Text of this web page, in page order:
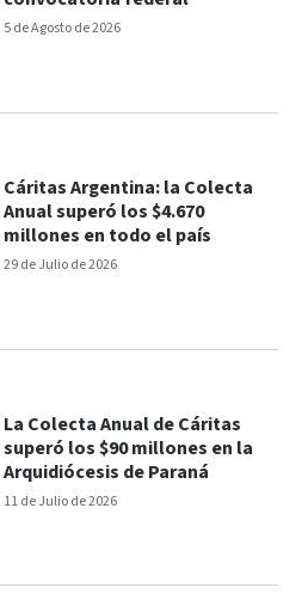
5 de Agosto de 2026
29 de Julio de 2026
Cáritas Argentina: la Colecta
Anual superó los $4.670
millones en todo el país
11 de Julio de 2026
La Colecta Anual de Cáritas
superó los $90 millones en la
Arquidiócesis de Paraná